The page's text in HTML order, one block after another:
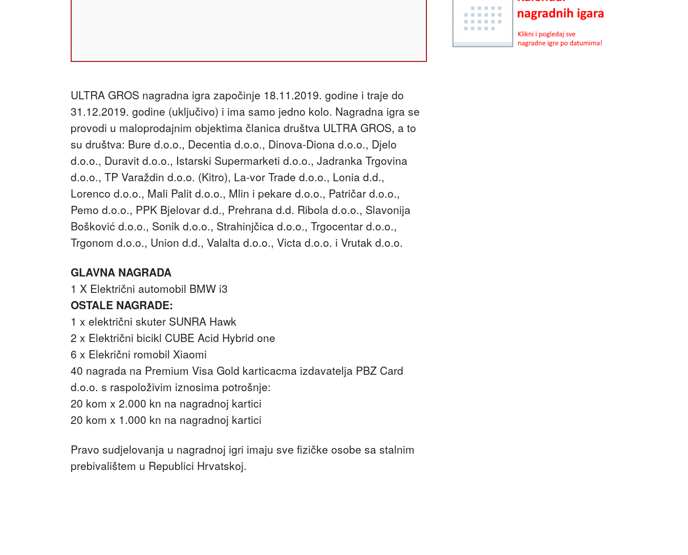
ULTRA GROS nagradna igra započinje 18.11.2019. godine i traje do
31.12.2019. godine (uključivo) i ima samo jedno kolo. Nagradna igra se
provodi u maloprodajnim objektima članica društva ULTRA GROS, a to
su društva: Bure d.o.o., Decentia d.o.o., Dinova-Diona d.o.o., Djelo
d.o.o., Duravit d.o.o., Istarski Supermarketi d.o.o., Jadranka Trgovina
d.o.o., TP Varaždin d.o.o. (Kitro), La-vor Trade d.o.o., Lonia d.d.,
Lorenco d.o.o., Mali Palit d.o.o., Mlin i pekare d.o.o., Patričar d.o.o.,
Pemo d.o.o., PPK Bjelovar d.d., Prehrana d.d. Ribola d.o.o., Slavonija
Bošković d.o.o., Sonik d.o.o., Strahinjčica d.o.o., Trgocentar d.o.o.,
Trgonom d.o.o., Union d.d., Valalta d.o.o., Victa d.o.o. i Vrutak d.o.o.
GLAVNA NAGRADA
1 X Električni automobil BMW i3
OSTALE NAGRADE:
1 x električni skuter SUNRA Hawk
2 x Električni bicikl CUBE Acid Hybrid one
6 x Elekrični romobil Xiaomi
40 nagrada na Premium Visa Gold karticacma izdavatelja PBZ Card
d.o.o. s raspoloživim iznosima potrošnje:
20 kom x 2.000 kn na nagradnoj kartici
20 kom x 1.000 kn na nagradnoj kartici
Pravo sudjelovanja u nagradnoj igri imaju sve fizičke osobe sa stalnim
prebivalištem u Republici Hrvatskoj.